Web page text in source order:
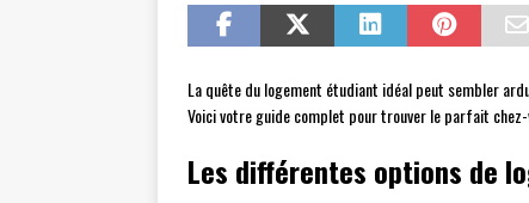
La quête du logement étudiant idéal peut sembler
Voici votre guide complet pour trouver le parfait chez-
Les différentes options de